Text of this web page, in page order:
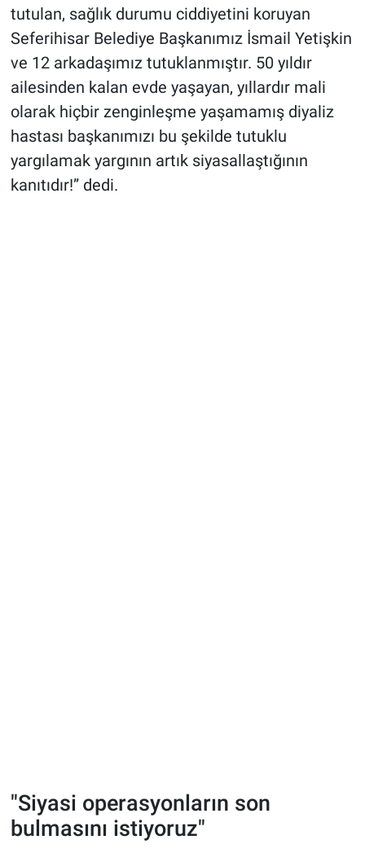
tutulan, sağlık durumu ciddiyetini koruyan
Seferihisar Belediye Başkanımız İsmail Yetişkin
ve 12 arkadaşımız tutuklanmıştır. 50 yıldır
ailesinden kalan evde yaşayan, yıllardır mali
olarak hiçbir zenginleşme yaşamamış diyaliz
hastası başkanımızı bu şekilde tutuklu
yargılamak yargının artık siyasallaştığının
kanıtıdır!” dedi.
"Siyasi operasyonların son
bulmasını istiyoruz"